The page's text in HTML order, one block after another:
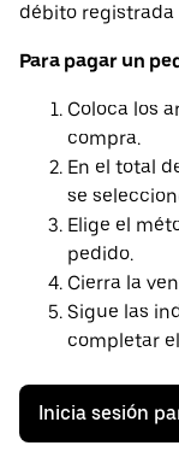
débito registrada
Para pagar un
Coloca los
compra.
En el total
se
Elige el
pedido.
Cierra la
Sigue las
completar
Inicia sesión